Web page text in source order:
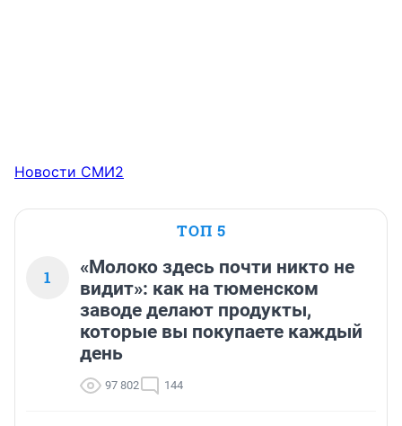
Новости СМИ2
ТОП 5
1
«Молоко здесь почти никто не
видит»: как на тюменском
заводе делают продукты,
которые вы покупаете каждый
день
97 802 144